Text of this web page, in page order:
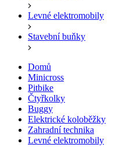
Levné elektromobily
Stavební buňky
Domů
Minicross
Pitbike
Čtyřkolky
Buggy
Elektrické koloběžky
Zahradní technika
Levné elektromobily